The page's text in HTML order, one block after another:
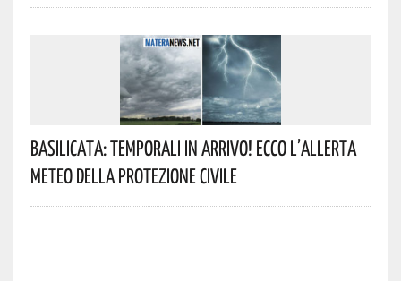
Basilicata: Temporali In Arrivo! Ecco L’allerta
Meteo Della Protezione Civile